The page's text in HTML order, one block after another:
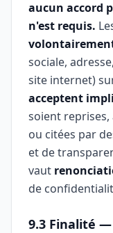
aucun accord
n'est requis.
sociale,
site internet)
acceptent
soient reprises,
ou citées par
et de
vaut
de
9.3 Finalité